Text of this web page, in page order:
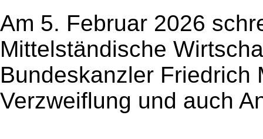
Am 5. Februar 2026
Mittelständische
Bundeskanzler Friedrich
Verzweiflung und auch